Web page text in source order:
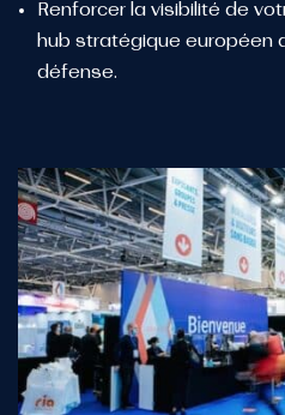
Renforcer la visibilité de
hub stratégique européen
défense.